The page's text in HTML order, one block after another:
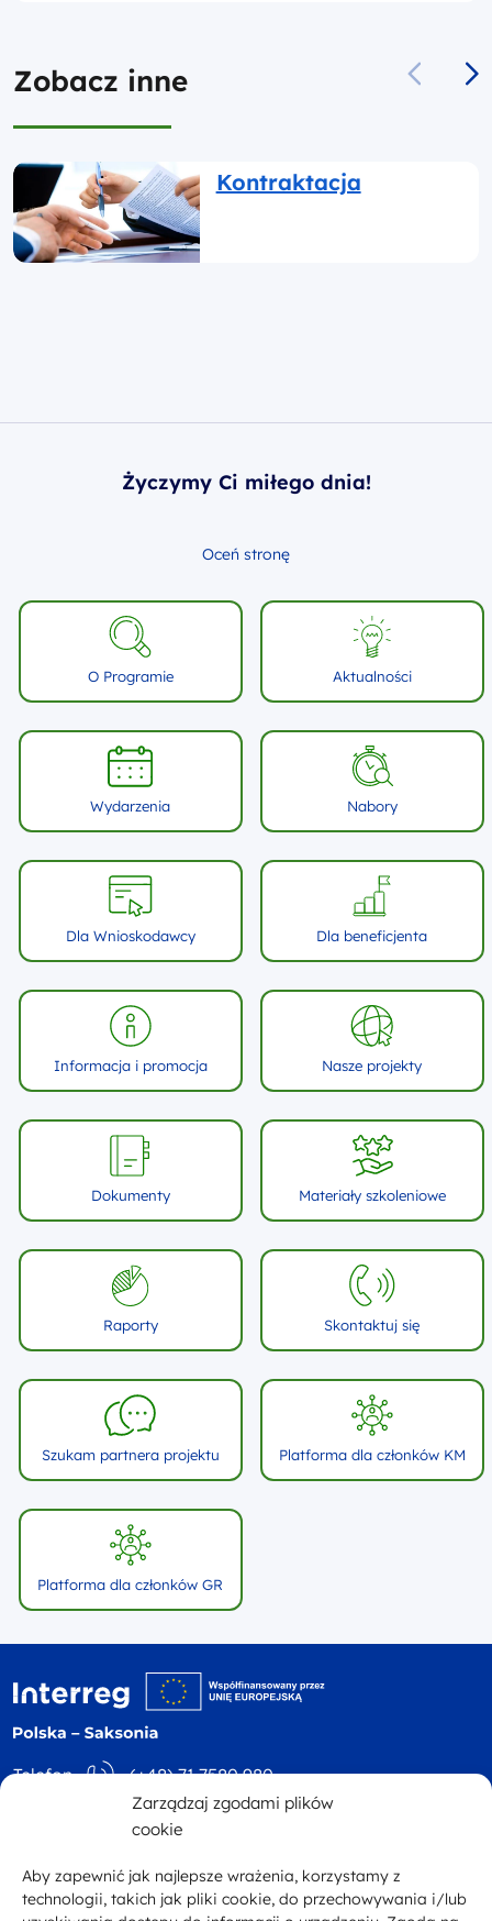
Zarządzaj zgodami plików
cookie
Aby zapewnić jak najlepsze wrażenia, korzystamy z
technologii, takich jak pliki cookie, do przechowywania i/lub
Zobacz inne
Kontraktacja
Życzymy Ci miłego dnia!
Oceń stronę
O Programie Aktualności
Wydarzenia Nabory
Dla Wnioskodawcy Dla beneficjenta
Informacja i promocja Nasze projekty
Dokumenty Materiały szkoleniowe
Raporty Skontaktuj się
Szukam partnera projektu Platforma dla członków KM
Platforma dla członków GR
Logo witryny -
Telefon
(+48) 71 7580 980
kontakt@plsn.eu Adres
ul. Św. Mikołaja 81
Facebook